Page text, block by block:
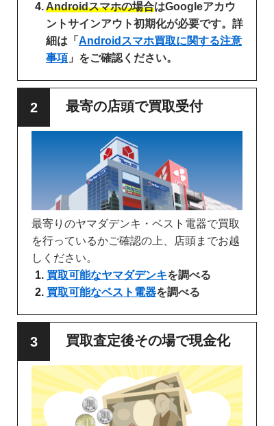
Androidスマホの場合はGoogleアカウ
ントサインアウト初期化が必要です。詳
細は「 Androidスマホ買取に関する注意
事項 」をご確認ください。
最寄の店頭で買取受付
最寄りのヤマダデンキ・ベスト電器で買取
を行っているかご確認の上、店頭までお越
しください。
買取可能なヤマダデンキを調べる
買取可能なベスト電器を調べる
買取査定後その場で現金化